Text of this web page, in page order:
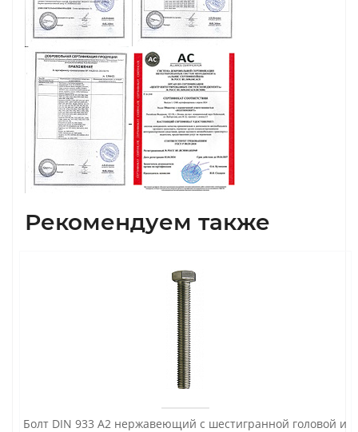
Рекомендуем также
Болт DIN 933 А2 нержавеющий с шестигранной головой и